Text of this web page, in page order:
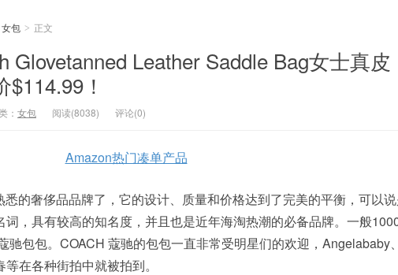
女包 > 正文
Glovetanned Leather Saddle Bag女士真皮
！
： 女包 阅读(8038) 评论(0)
Amazon热门凑单产品
的奢侈品品牌了，它的设计、质量和价格达到了完美的平衡，可以
，具有较高的知名度，并且也是近年海淘热潮的必备品牌。一般
包包。COACH 蔻驰的包包一直非常受明星们的欢迎，Angelababy、
在各种街拍中就被拍到。